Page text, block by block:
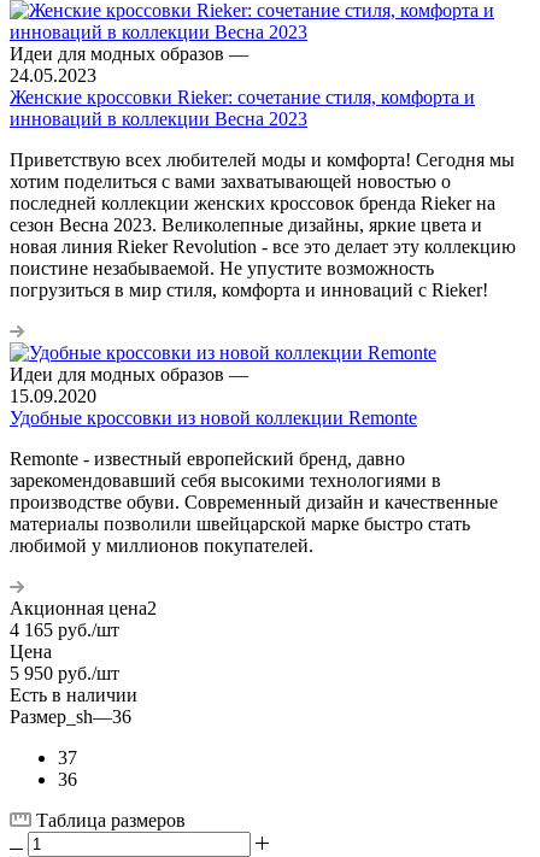
Идеи для модных образов —
24.05.2023
Женские кроссовки Rieker: сочетание стиля, комфорта и
инноваций в коллекции Весна 2023
Приветствую всех любителей моды и комфорта! Сегодня мы
хотим поделиться с вами захватывающей новостью о
последней коллекции женских кроссовок бренда Rieker на
сезон Весна 2023. Великолепные дизайны, яркие цвета и
новая линия Rieker Revolution - все это делает эту коллекцию
поистине незабываемой. Не упустите возможность
погрузиться в мир стиля, комфорта и инноваций с Rieker!
Идеи для модных образов —
15.09.2020
Удобные кроссовки из новой коллекции Remonte
Remonte - известный европейский бренд, давно
зарекомендовавший себя высокими технологиями в
производстве обуви. Современный дизайн и качественные
материалы позволили швейцарской марке быстро стать
любимой у миллионов покупателей.
Акционная цена2
4 165 руб./шт
Цена
5 950 руб./шт
Есть в наличии
Размер_sh—36
37
36
Таблица размеров